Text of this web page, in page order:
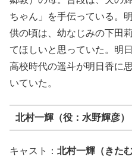
ちゃん」を手伝っている。
供の頃は、幼なじみの下田
てほしいと思っていた。明
高校時代の遥斗が明日香に
いていた。
北村一輝（役：水野輝彦）
キャスト： 北村一輝（きた